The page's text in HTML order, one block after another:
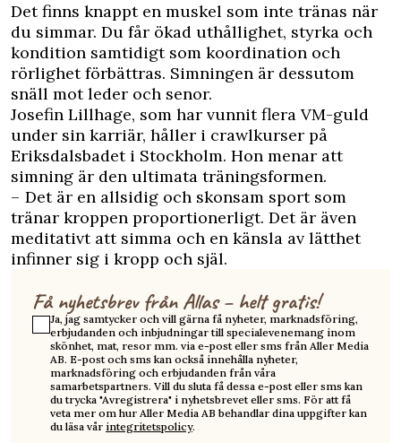
Det finns knappt en muskel som inte tränas när
du simmar. Du får ökad uthållighet, styrka och
kondition samtidigt som koordination och
rörlighet förbättras. Simningen är dessutom
snäll mot leder och senor.
Josefin Lillhage, som har vunnit flera VM-guld
under sin karriär, håller i crawlkurser på
Eriksdalsbadet i Stockholm. Hon menar att
simning är den ultimata träningsformen.
– Det är en allsidig och skonsam sport som
tränar kroppen proportionerligt. Det är även
meditativt att simma och en känsla av lätthet
infinner sig i kropp och själ.
Få nyhetsbrev från Allas – helt gratis!
Ja, jag samtycker och vill gärna få nyheter, marknadsföring,
erbjudanden och inbjudningar till specialevenemang inom
skönhet, mat, resor mm. via e-post eller sms från Aller Media
AB. E-post och sms kan också innehålla nyheter,
marknadsföring och erbjudanden från våra
samarbetspartners. Vill du sluta få dessa e-post eller sms kan
du trycka "Avregistrera" i nyhetsbrevet eller sms. För att få
veta mer om hur Aller Media AB behandlar dina uppgifter kan
du läsa vår integritetspolicy.